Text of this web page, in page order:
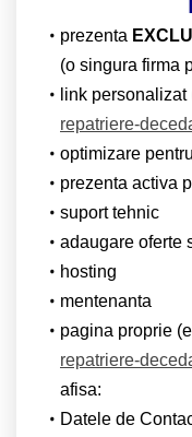
prezenta
(o singura firma
link personalizat
repatriere-
optimizare
prezenta activa
suport tehnic
adaugare oferte
hosting
mentenanta
pagina proprie
repatriere-
afisa:
Datele de